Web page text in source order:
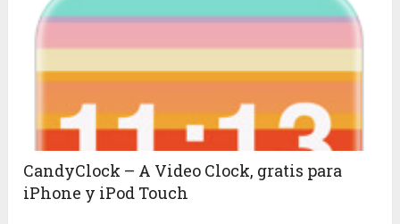
CandyClock – A Video Clock, gratis para
iPhone y iPod Touch